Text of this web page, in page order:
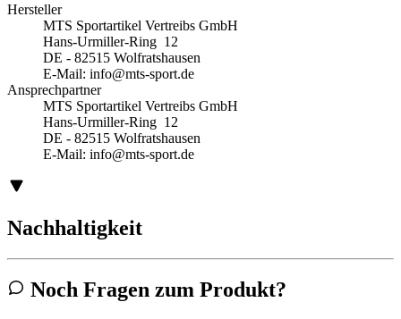
Hersteller
MTS Sportartikel Vertreibs GmbH
Hans-Urmiller-Ring 12
DE - 82515 Wolfratshausen
E-Mail: info@mts-sport.de
Ansprechpartner
MTS Sportartikel Vertreibs GmbH
Hans-Urmiller-Ring 12
DE - 82515 Wolfratshausen
E-Mail: info@mts-sport.de
Nachhaltigkeit
Noch Fragen zum Produkt?